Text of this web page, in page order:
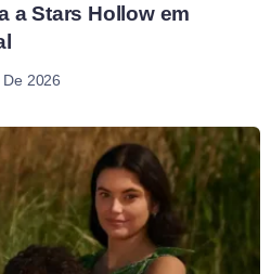
a Stars Hollow em
De 2026